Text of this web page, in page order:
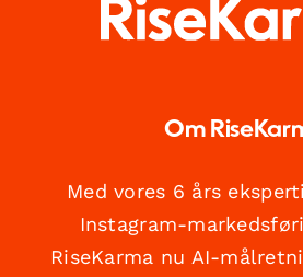
Om
Med vores 6 års
Instagram-
RiseKarma nu AI-